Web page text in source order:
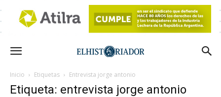
Inicio Etiquetas Entrevista jorge antonio
Etiqueta: entrevista jorge antonio